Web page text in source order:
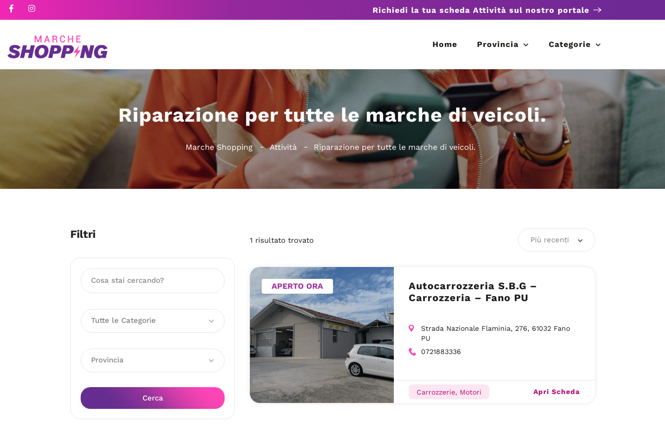
Richiedi la tua scheda Attività sul nostro portale
Home Provincia Categorie
Riparazione per tutte le marche di veicoli.
Marche Shopping Attività Riparazione per tutte le marche di veicoli.
Filtri
Tutte le Categorie
Provincia
Cerca
1 risultato trovato Più recenti
APERTO ORA
Autocarrozzeria S.B.G –
Carrozzeria – Fano PU
Strada Nazionale Flaminia, 276, 61032 Fano
PU
0721883336
Carrozzerie, Motori Apri Scheda